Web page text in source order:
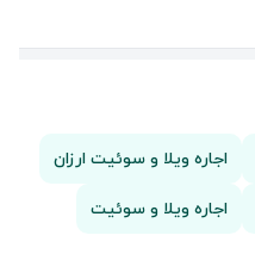
اجاره ویلا و سوئیت ارزان
اجاره ویلا و سوئیت